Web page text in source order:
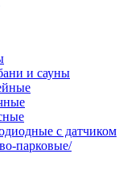
и сауны
с датчиком
парковые/